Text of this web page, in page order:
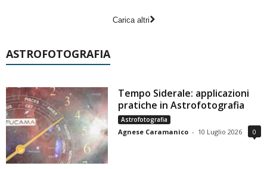
Carica altri
ASTROFOTOGRAFIA
Tempo Siderale: applicazioni
pratiche in Astrofotografia
Astrofotografia
Agnese Caramanico - 10 Luglio 2026 0